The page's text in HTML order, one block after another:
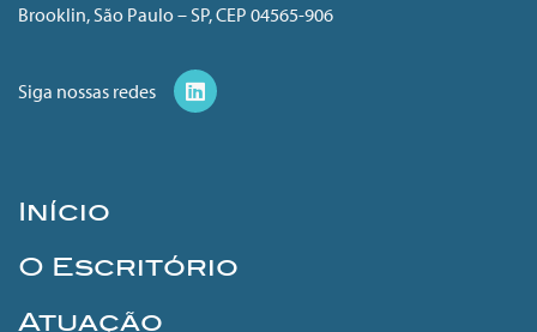
Brooklin, São Paulo – SP, CEP 04565-906
Siga nossas redes
Início
O Escritório
Atuação